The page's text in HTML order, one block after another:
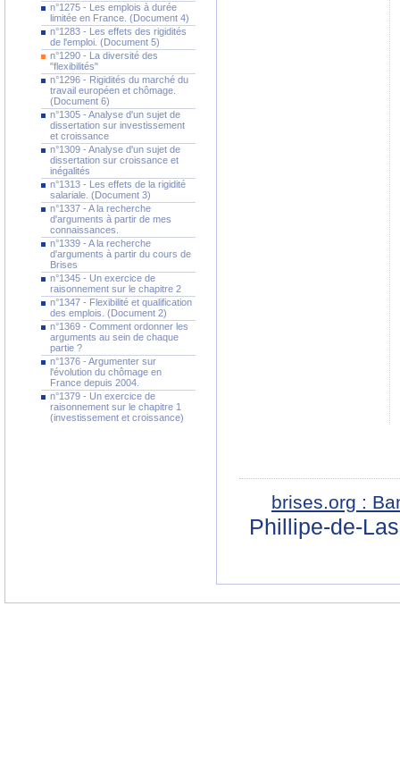
n°1275 - Les emplois à durée
limitée en France. (Document 4)
n°1283 - Les effets des rigidités
de l'emploi. (Document 5)
n°1290 - La diversité des
"flexibilités"
n°1296 - Rigidités du marché du
travail européen et chômage.
(Document 6)
n°1305 - Analyse d'un sujet de
dissertation sur investissement
et croissance
n°1309 - Analyse d'un sujet de
dissertation sur croissance et
inégalités
n°1313 - Les effets de la rigidité
salariale. (Document 3)
n°1337 - A la recherche
d'arguments à partir de mes
connaissances.
n°1339 - A la recherche
d'arguments à partir du cours de
Brises
n°1345 - Un exercice de
raisonnement sur le chapitre 2
n°1347 - Flexibilité et qualification
des emplois. (Document 2)
n°1369 - Comment ordonner les
arguments au sein de chaque
partie ?
n°1376 - Argumenter sur
l'évolution du chômage en
France depuis 2004.
n°1379 - Un exercice de
raisonnement sur le chapitre 1
(investissement et croissance)
brises.org :
Phillipe-de-